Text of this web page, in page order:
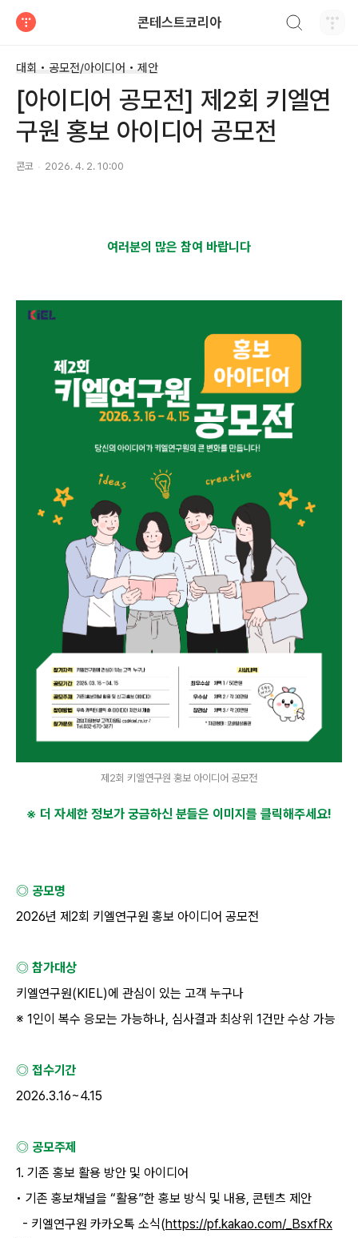
콘테스트코리아
대회 • 공모전/아이디어 • 제안
[아이디어 공모전] 제2회 키엘연
구원 홍보 아이디어 공모전
콘코 2026. 4. 2. 10:00
여러분의 많은 참여 바랍니다
제2회 키엘연구원 홍보 아이디어 공모전
※ 더 자세한 정보가 궁금하신 분들은 이미지를 클릭해주세요!
◎ 공모명
2026년 제2회 키엘연구원 홍보 아이디어 공모전
◎ 참가대상
키엘연구원(KIEL)에 관심이 있는 고객 누구나
※ 1인이 복수 응모는 가능하나, 심사결과 최상위 1건만 수상 가능
◎ 접수기간
2026.3.16~4.15
◎ 공모주제
1. 기존 홍보 활용 방안 및 아이디어
• 기존 홍보채널을 “활용”한 홍보 방식 및 내용, 콘텐츠 제안
- 키엘연구원 카카오톡 소식(https://pf.kakao.com/_BsxfRx